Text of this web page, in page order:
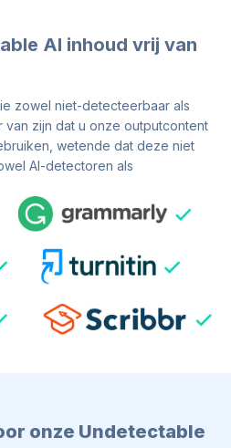
AI inhoud vrij van
zowel niet-detecteerbaar als
van zijn dat u onze outputcontent
wetende dat deze niet
AI-detectoren als
onze Undetectable